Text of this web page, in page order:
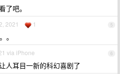
了吧。
5
2021 1
。
6
via iPhone
人耳目一新的科幻喜剧了